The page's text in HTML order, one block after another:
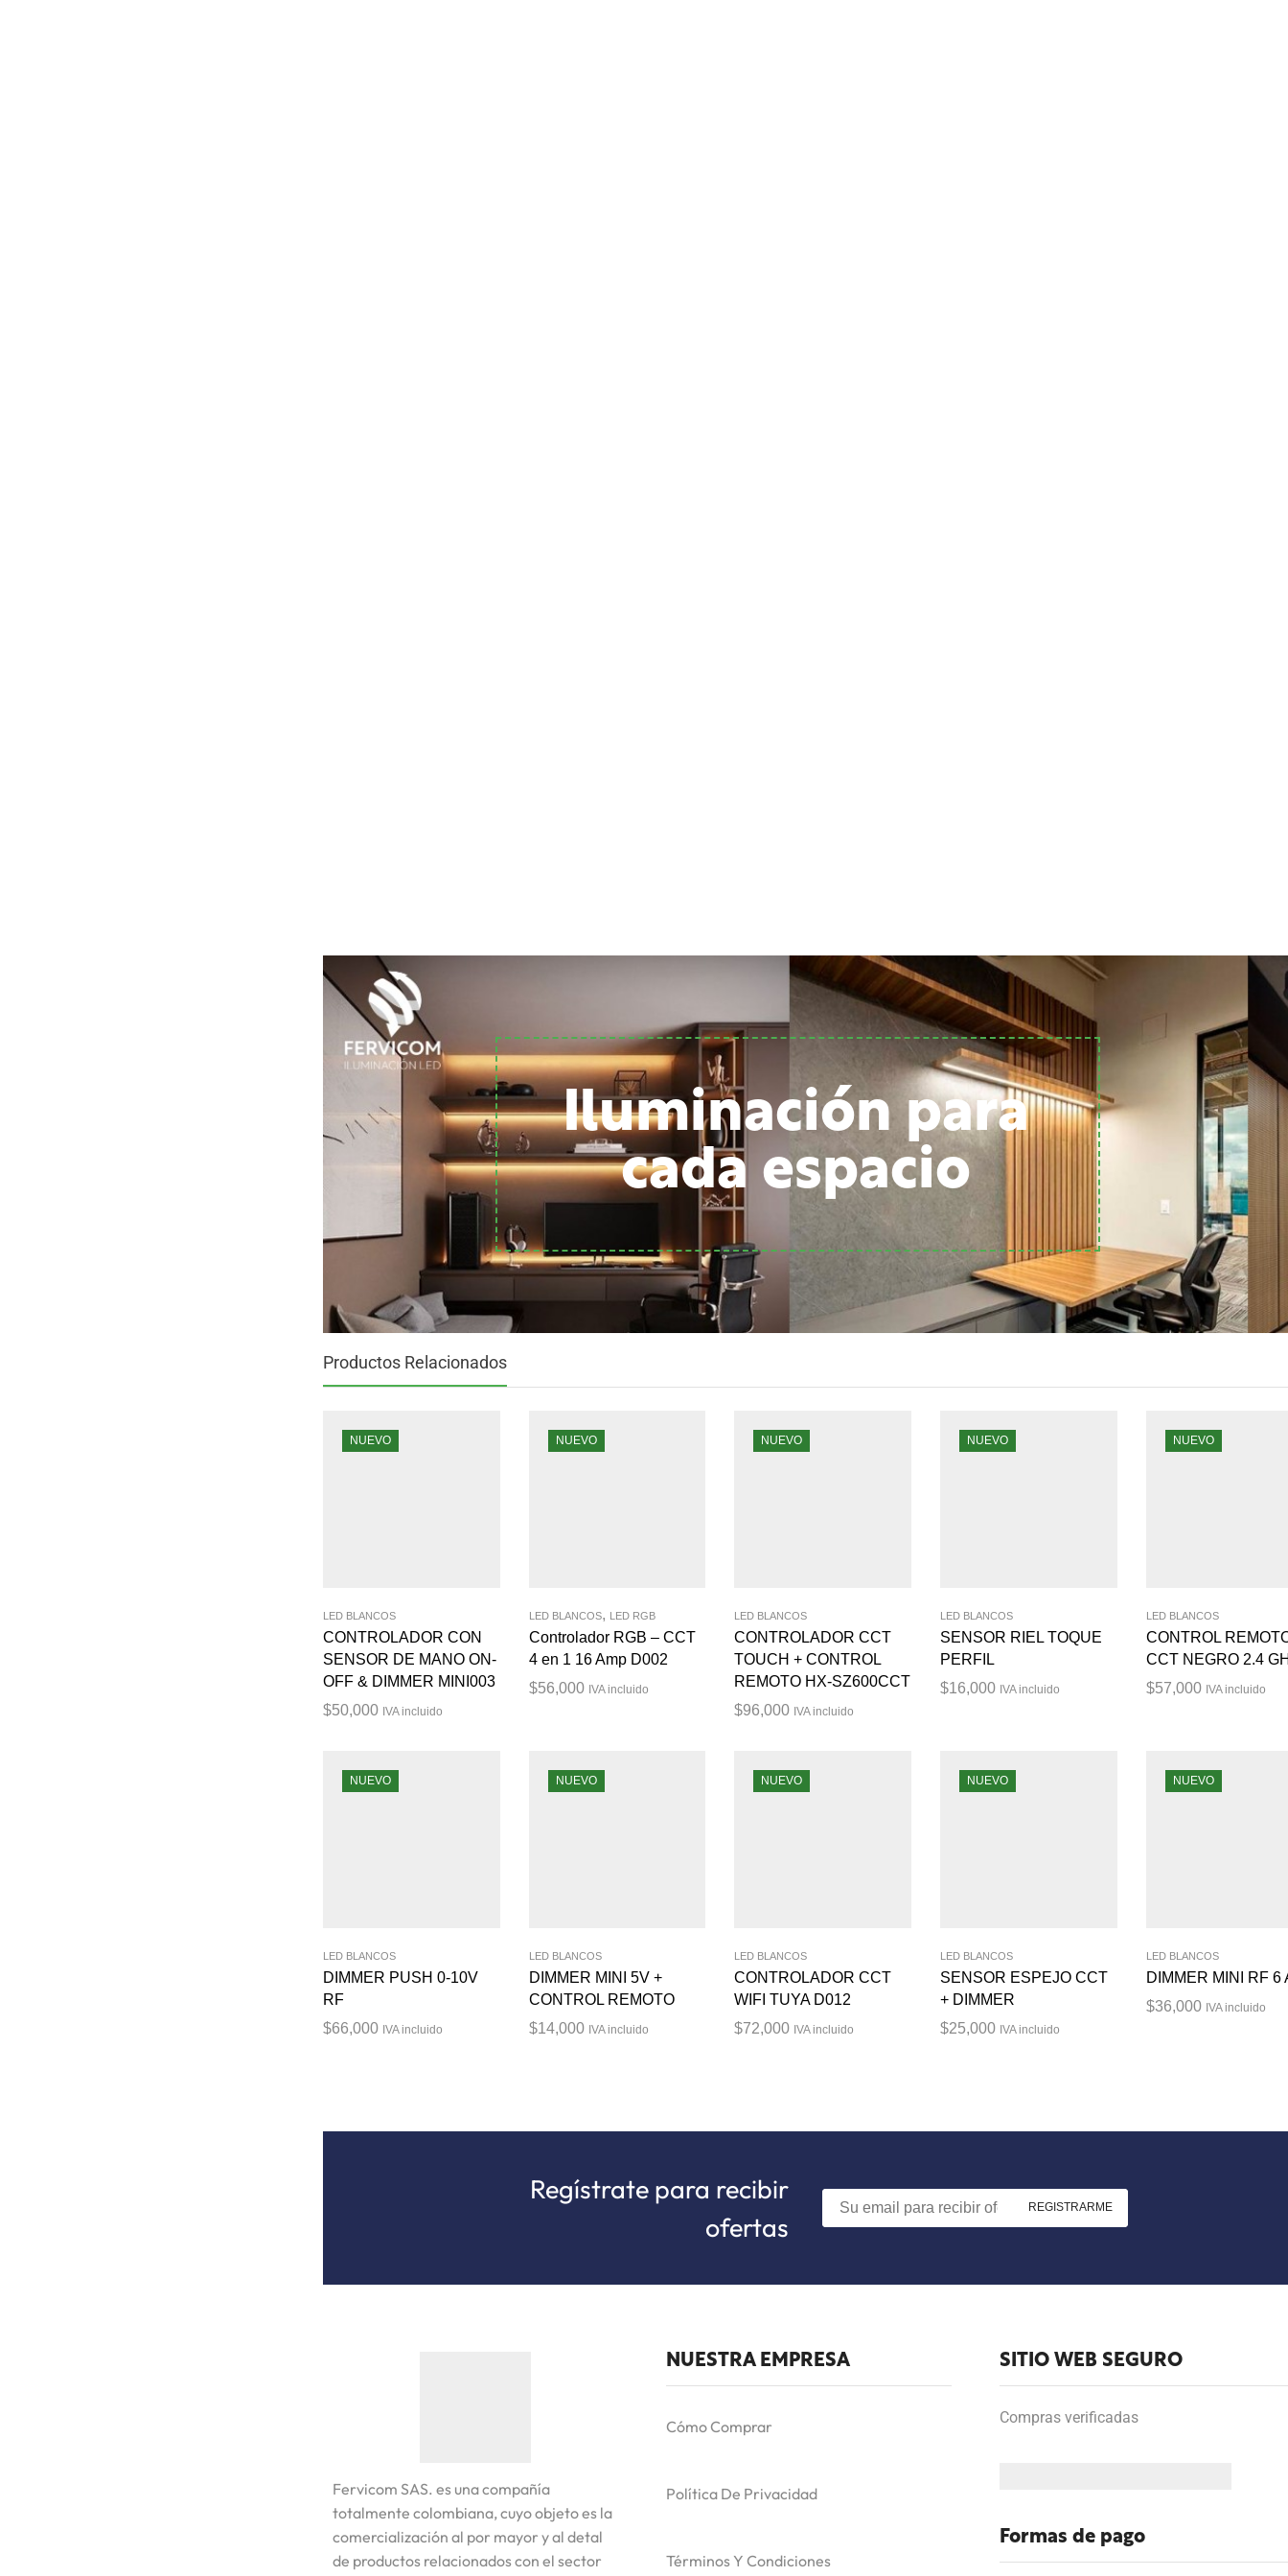
Iluminación para
cada espacio
Productos Relacionados
NUEVO
LED BLANCOS
CONTROLADOR CON
SENSOR DE MANO ON-
OFF & DIMMER MINI003
$50,000 IVA incluido
NUEVO
LED BLANCOS, LED RGB
Controlador RGB – CCT
4 en 1 16 Amp D002
$56,000 IVA incluido
NUEVO
LED BLANCOS
CONTROLADOR CCT
TOUCH + CONTROL
REMOTO HX-SZ600CCT
$96,000 IVA incluido
NUEVO
LED BLANCOS
SENSOR RIEL TOQUE
PERFIL
$16,000 IVA incluido
NUEVO
LED BLANCOS
CONTROL
CCT NEGRO 2.4
$57,000 IVA incluido
NUEVO
LED BLANCOS
DIMMER PUSH 0-10V
RF
$66,000 IVA incluido
NUEVO
LED BLANCOS
DIMMER MINI 5V +
CONTROL REMOTO
$14,000 IVA incluido
NUEVO
LED BLANCOS
CONTROLADOR CCT
WIFI TUYA D012
$72,000 IVA incluido
NUEVO
LED BLANCOS
SENSOR ESPEJO CCT
+ DIMMER
$25,000 IVA incluido
NUEVO
LED BLANCOS
DIMMER MINI RF 6
$36,000 IVA incluido
Regístrate para recibir
ofertas
Fervicom SAS. es una compañía
totalmente colombiana, cuyo objeto es la
comercialización al por mayor y al detal
de productos relacionados con el sector
NUESTRA EMPRESA
Cómo Comprar
Política De Privacidad
Términos Y Condiciones
SITIO WEB SEGURO
Compras verificadas
Formas de pago